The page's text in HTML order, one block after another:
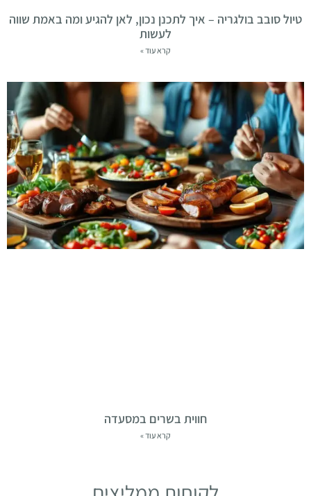
טיול סובב בולגריה – איך לתכנן נכון, לאן להגיע ומה באמת שווה
לעשות
קרא עוד »
חווית בשרים במסעדה
קרא עוד »